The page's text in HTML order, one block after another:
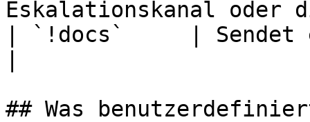
Eskalationskanal
| `!docs`     | Sendet
## Was